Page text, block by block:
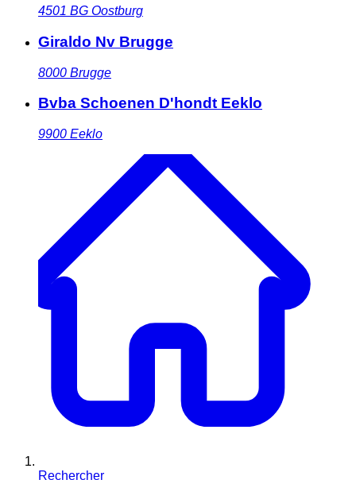
4501 BG Oostburg
Giraldo Nv Brugge
8000 Brugge
Bvba Schoenen D'hondt Eeklo
9900 Eeklo
Rechercher